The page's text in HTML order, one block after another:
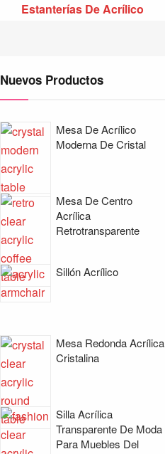
Estanterías De Acrílico
Nuevos Productos
Mesa De Acrílico
Moderna De Cristal
Mesa De Centro
Acrílica
Retrotransparente
Sillón Acrílico
Mesa Redonda Acrílica
Cristalina
Silla Acrílica
Transparente De Moda
Para Muebles Del